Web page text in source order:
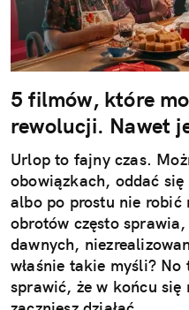
5 filmów, które
rewolucji. Nawet
Urlop to fajny czas.
obowiązkach, oddać
albo po prostu nie robić
obrotów często
dawnych,
właśnie takie myśli?
sprawić, że w końcu się